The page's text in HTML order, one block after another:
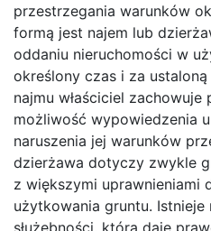
przestrzegania warunków
formą jest najem lub
oddaniu nieruchomości w
określony czas i za
najmu właściciel zachowuje
możliwość wypowiedzenia
naruszenia jej warunków
dzierżawa dotyczy zwykle
z większymi uprawnieniami
użytkowania gruntu.
służebności, która daje